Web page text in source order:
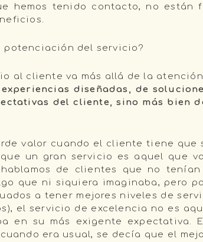
hemos tenido contacto, no están
potenciación del servicio?
al cliente va más allá de la atención
diseñadas, de
del cliente, sino más bien
valor cuando el cliente tiene que
un gran servicio es aquel que
de clientes que no
que ni siquiera imaginaba, pero
a tener mejores niveles de
el servicio de excelencia no es
en su más exigente expectativa.
era usual, se decía que el